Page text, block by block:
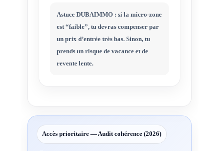
Astuce DUBAIMMO : si la micro-zone
est “faible”, tu devras compenser par
un prix d’entrée très bas. Sinon, tu
prends un risque de vacance et de
revente lente.
Accès prioritaire — Audit cohérence (2026)